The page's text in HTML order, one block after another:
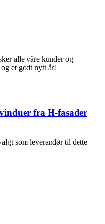
alle våre kunder og
et godt nytt år!
fra H-fasader
som leverandør til dette